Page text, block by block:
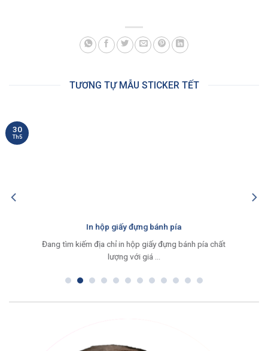
TƯƠNG TỰ MẪU STICKER TẾT
In hộp giấy đựng bánh pía
Đang tìm kiếm địa chỉ in hộp giấy đựng bánh pía chất
lượng với giá ...
30
Th5